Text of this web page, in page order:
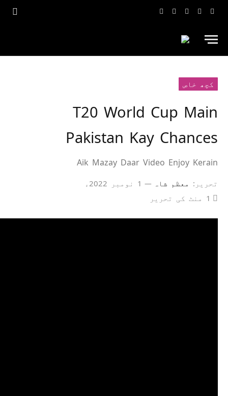
فیسٹویٹرانسٹاگرام
ٹک
یوٹیوب
کچھ خاص
T20 World Cup Main
Pakistan Kay Chances
Aik Mazay Daar Video Enjoy Kerain
تحریر: معظم شاہ
1 نومبر 2022ء
1 منٹ کی تحریر